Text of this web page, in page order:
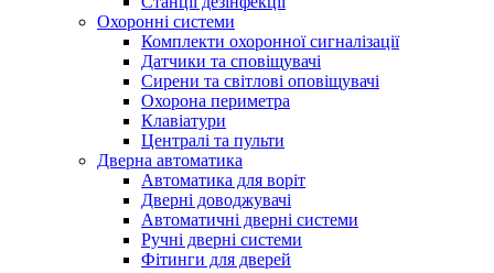
Охоронні системи
Комплекти охоронної сигналізації
Датчики та сповіщувачі
Сирени та світлові оповіщувачі
Охорона периметра
Клавіатури
Централі та пульти
Дверна автоматика
Автоматика для воріт
Дверні доводжувачі
Автоматичні дверні системи
Ручні дверні системи
Фітинги для дверей